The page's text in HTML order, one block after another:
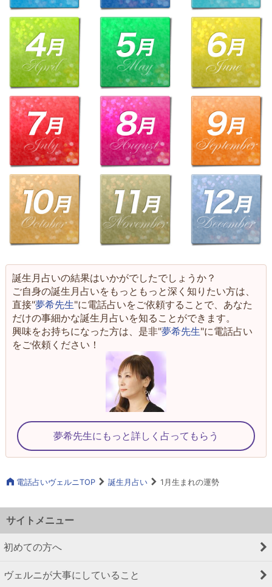
誕生月占いの結果はいかがでしたでしょうか？
ご自身の誕生月占いをもっともっと深く知りたい方は、
直接"夢希先生"に電話占いをご依頼することで、あなた
だけの事細かな誕生月占いを知ることができます。
興味をお持ちになった方は、是非"夢希先生"に電話占い
をご依頼ください！
夢希先生にもっと詳しく占ってもらう
電話占いヴェルニTOP 誕生月占い 1月生まれの運勢
サイトメニュー
初めての方へ
ヴェルニが大事にしていること